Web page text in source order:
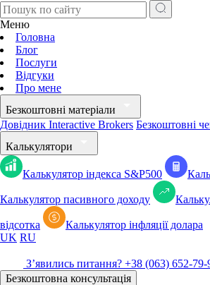
Меню
Головна
Блог
Послуги
Відгуки
Про мене
Безкоштовні матеріали
Довідник Interactive Brokers Безкоштовні
Калькулятори
Калькулятор індекса S&P500
Калькулятор пасивного доходу
відсотка
Калькулятор iнфляції долара
UK RU
Зʼявились питання? +38 (063) 652-79-
Безкоштовна консультація